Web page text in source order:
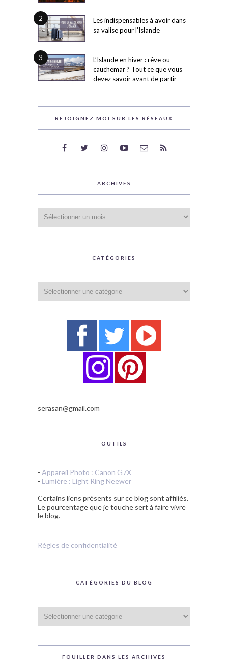
2
Les indispensables à avoir dans
sa valise pour l’Islande
3
L’Islande en hiver : rêve ou
cauchemar ? Tout ce que vous
devez savoir avant de partir
REJOIGNEZ MOI SUR LES RÉSEAUX
ARCHIVES
CATÉGORIES
serasan@gmail.com
OUTILS
- Appareil Photo : Canon G7X
- Lumière : Light Ring Neewer
Certains liens présents sur ce blog sont affiliés.
Le pourcentage que je touche sert à faire vivre
le blog.
Règles de confidentialité
CATÉGORIES DU BLOG
du
blog
FOUILLER DANS LES ARCHIVES